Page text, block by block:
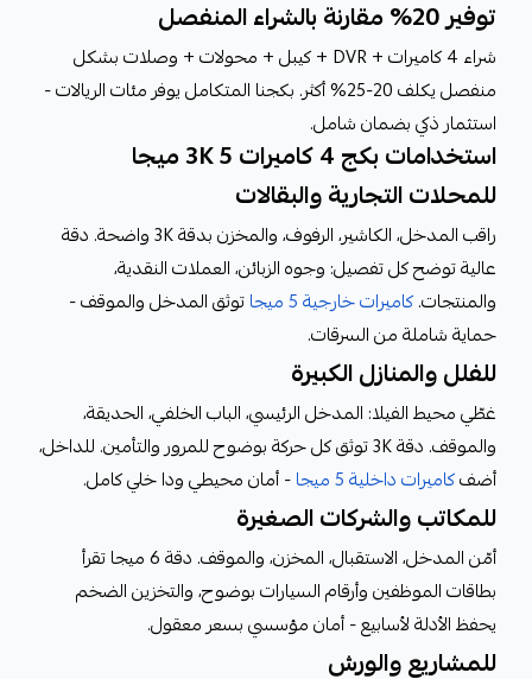
توفير 20% مقارنة بالشراء المنفصل
شراء 4 كاميرات + DVR + كيبل + محولات + وصلات بشكل
منفصل يكلف 20-25% أكثر. بكجنا المتكامل يوفر مئات الريالات -
استثمار ذكي بضمان شامل.
استخدامات بكج 4 كاميرات 3K 5 ميجا
للمحلات التجارية والبقالات
راقب المدخل، الكاشير، الرفوف، والمخزن بدقة 3K واضحة. دقة
عالية توضح كل تفصيل: وجوه الزبائن، العملات النقدية،
والمنتجات.كاميرات خارجية 5 ميجا
توثق المدخل والموقف -
حماية شاملة من السرقات.
للفلل والمنازل الكبيرة
غطّي محيط الفيلا: المدخل الرئيسي، الباب الخلفي، الحديقة،
والموقف. دقة 3K توثق كل حركة بوضوح للمرور والتأمين. للداخل،
أضفكاميرات داخلية 5 ميجا - أمان محيطي ودا خلي كامل.
للمكاتب والشركات الصغيرة
أمّن المدخل، الاستقبال، المخزن، والموقف. دقة 6 ميجا تقرأ
بطاقات الموظفين وأرقام السيارات بوضوح، والتخزين الضخم
يحفظ الأدلة لأسابيع - أمان مؤسسي بسعر معقول.
للمشاريع والورش